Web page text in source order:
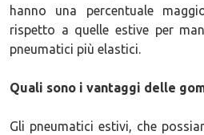
hanno una percentuale
rispetto a quelle estive per
pneumatici più elastici.
Quali sono i vantaggi delle
Gli pneumatici estivi, che